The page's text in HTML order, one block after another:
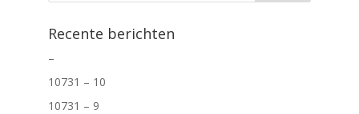
Recente berichten
–
10731 – 10
10731 – 9